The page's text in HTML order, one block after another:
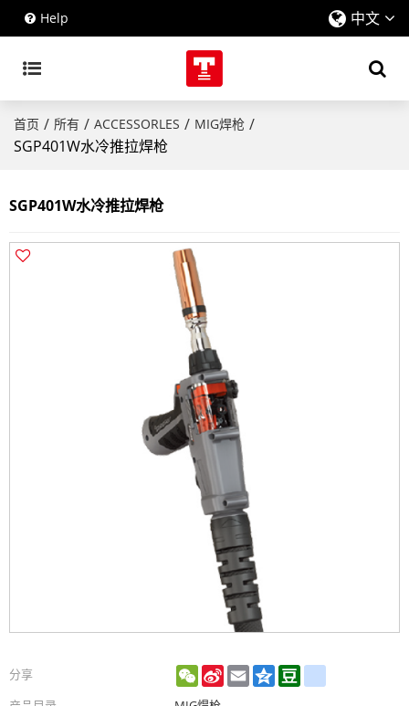
Help 中文
首页 / 所有 / ACCESSORLES / MIG焊枪 /
SGP401W水冷推拉焊枪
SGP401W水冷推拉焊枪
分享 WeChat
Sina
Weibo
EmailQzone